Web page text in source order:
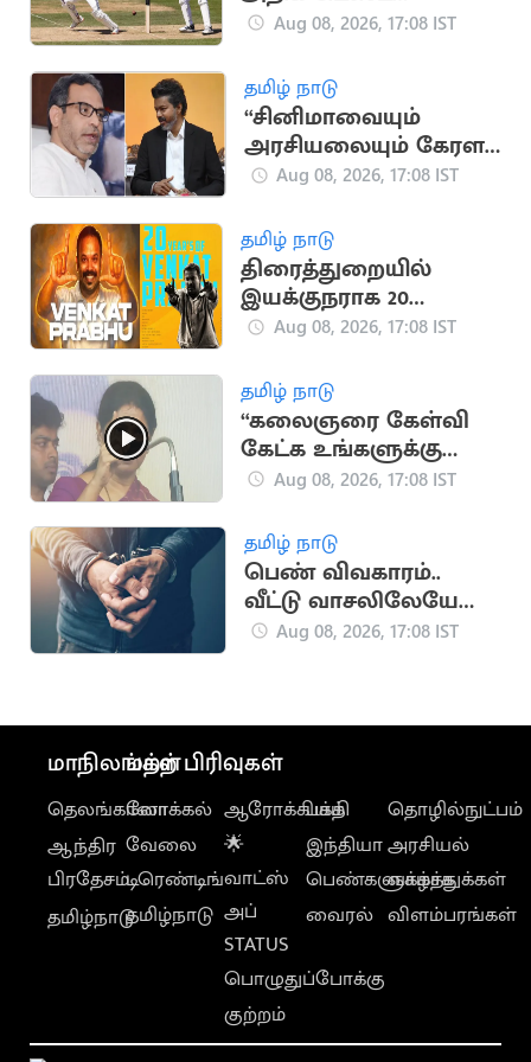
விக்கெட்டுகள்
வீரர்கள்
Aug 08, 2026, 17:08 IST
தமிழ் நாடு
“சினிமாவையும்
அரசியலையும் கேரள
மக்கள் பிரித்துப் பார்க்க
Aug 08, 2026, 17:08 IST
தமிழ் நாடு
திரைத்துறையில்
இயக்குநராக 20
ஆண்டுகள் நிறைவு..
நெகிழ்ச்சி பதிவு
Aug 08, 2026, 17:08 IST
தமிழ் நாடு
“கலைஞரை கேள்வி
கேட்க உங்களுக்கு
தகுதியில்லை” -
Aug 08, 2026, 17:08 IST
தமிழ் நாடு
பெண் விவகாரம்..
வீட்டு வாசலிலேயே
ஒருவருக்கு அரிவாள்
Aug 08, 2026, 17:08 IST
மாநிலங்கள்
தெலங்கானா
ஆந்திர
பிரதேசம்
தமிழ்நாடு
மற்ற பிரிவுகள்
லோக்கல்
வேலை
டிரெண்டிங்
தமிழ்நாடு
ஆரோக்கியம்
🌟
வாட்ஸ்
அப்
STATUS
பொழுதுப்போக்கு
குற்றம்
பக்தி
இந்தியா
பெண்களுக்காக
வைரல்
தொழில்நுட்பம்
அரசியல்
வாழ்த்துக்கள்
விளம்பரங்கள்